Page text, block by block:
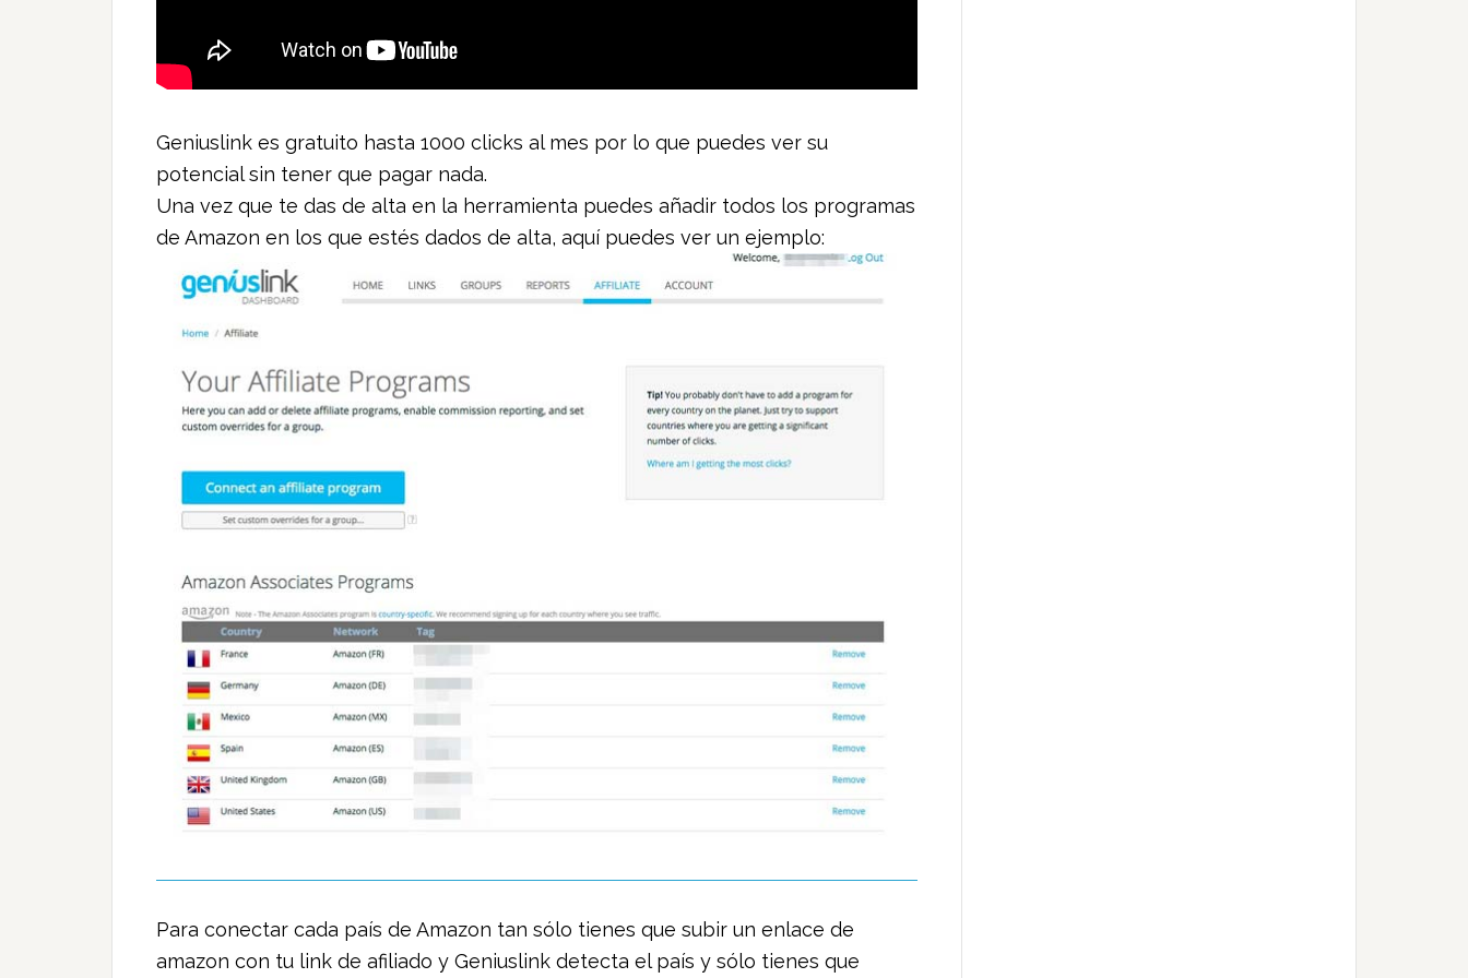
Geniuslink es gratuito hasta 1000 clicks al mes por lo que puedes ver su
potencial sin tener que pagar nada.
Una vez que te das de alta en la herramienta puedes añadir todos los programas
de Amazon en los que estés dados de alta, aquí puedes ver un ejemplo:
Para conectar cada país de Amazon tan sólo tienes que subir un enlace de
amazon con tu link de afiliado y Geniuslink detecta el país y sólo tienes que